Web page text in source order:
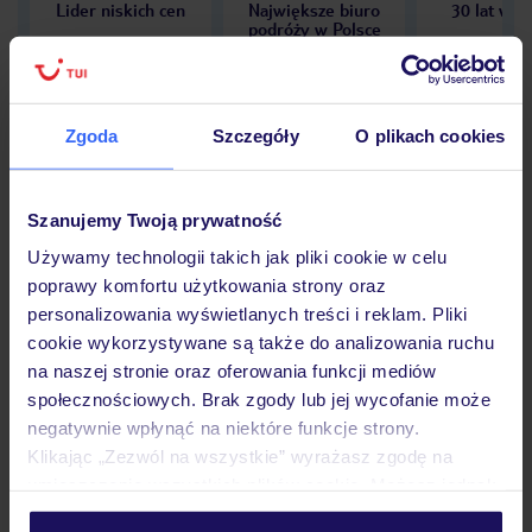
Zgoda Szczegóły O plikach cookies
Szanujemy Twoją prywatność
Używamy technologii takich jak pliki cookie w celu
poprawy komfortu użytkowania strony oraz
personalizowania wyświetlanych treści i reklam. Pliki
cookie wykorzystywane są także do analizowania ruchu
na naszej stronie oraz oferowania funkcji mediów
społecznościowych. Brak zgody lub jej wycofanie może
negatywnie wpłynąć na niektóre funkcje strony.
Klikając „Zezwól na wszystkie” wyrażasz zgodę na
personalizować swój wybór wchodząc w zakładkę
Lider niskich cen
Największe biuro
podróży w Polsce
30 lat w
Opinie
Pokoje
Wyżywienie